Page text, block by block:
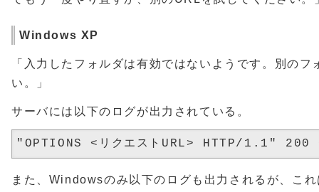
Windows XP
「入力したフォルダは有効ではないようです。別の
い。」
サーバには以下のログが出力されている。
また、Windowsのみ以下のログも出力されるが、こ